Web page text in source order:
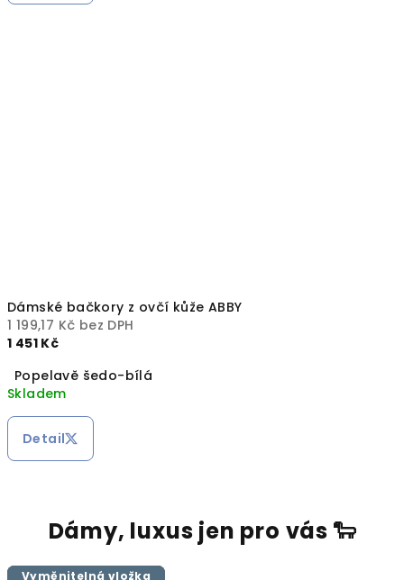
Dámské bačkory z ovčí kůže ABBY
1 199,17 Kč bez DPH
1 451 Kč
Popelavě šedo-bílá
Skladem
Detail
Dámy, luxus jen pro vás 🐑
Vyměnitelná vložka
Novinka
Vyměnitelná vložka
Vyměnitelná vložka